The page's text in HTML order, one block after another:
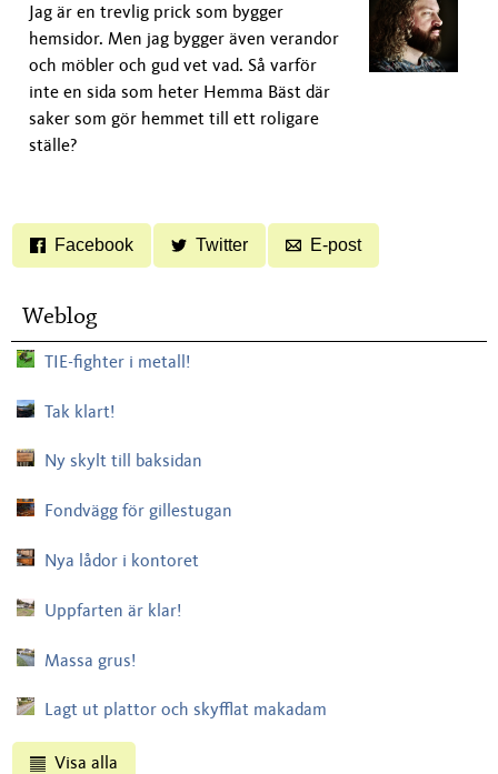
Jag är en trevlig prick som bygger
hemsidor. Men jag bygger även verandor
och möbler och gud vet vad. Så varför
inte en sida som heter Hemma Bäst där
saker som gör hemmet till ett roligare
ställe?
Facebook Twitter E-post
Weblog
TIE-fighter i metall!
Tak klart!
Ny skylt till baksidan
Fondvägg för gillestugan
Nya lådor i kontoret
Uppfarten är klar!
Massa grus!
Lagt ut plattor och skyfflat makadam
Visa alla